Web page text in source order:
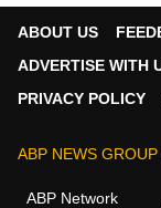
ABOUT US
ADVERTISE WITH
PRIVACY POLICY
ABP NEWS
ABP Network